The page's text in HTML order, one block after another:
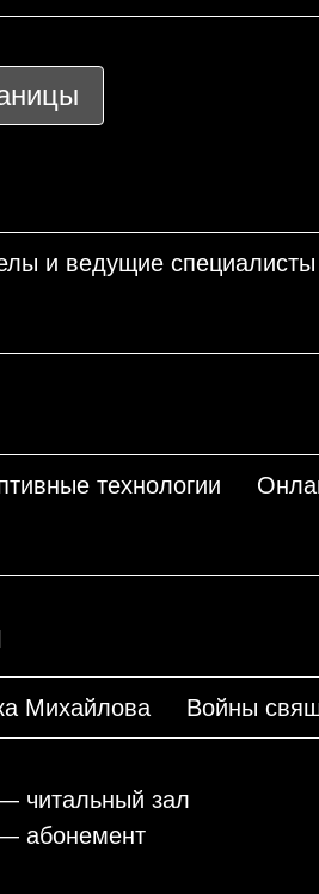
и ведущие специалисты
технологии
Михайлова Войны
читальный зал
абонемент